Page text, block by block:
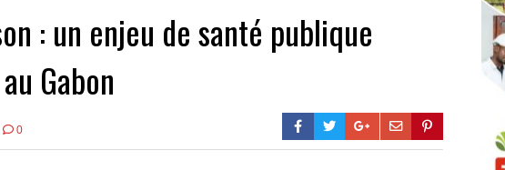
: un enjeu de santé publique
Gabon
0